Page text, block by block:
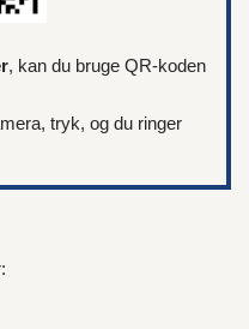
, kan du bruge QR-koden
tryk, og du ringer